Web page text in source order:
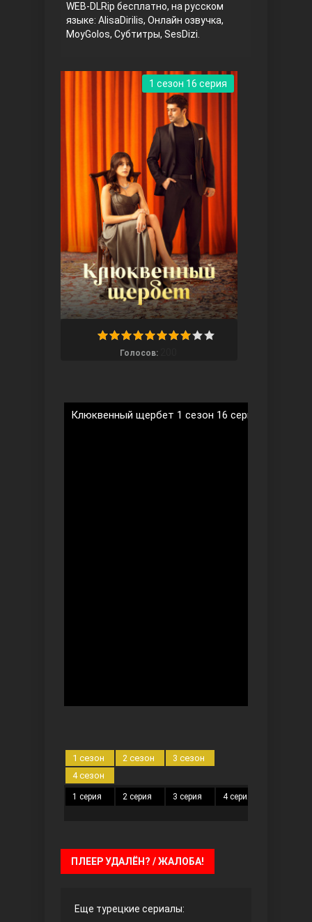
Ветреный холм
WEB-DLRip бесплатно, на русском
языке: AlisaDirilis, Онлайн озвучка,
MoyGolos, Субтитры, SesDizi.
Голосов:
1 сезон 16 серия
Клюквенный щербет 1 сезон 16 серия на
1 сезон 2 сезон
3 сезон
4 сезон
1 серия 2 серия 3 серия 4 серия
ПЛЕЕР УДАЛЁН? / ЖАЛОБА!
Еще турецкие сериалы: